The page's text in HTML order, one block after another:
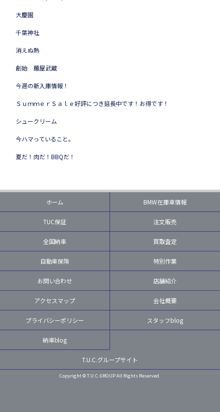
大慶園
千葉神社
消えぬ熱
創始 麺屋武蔵
今週の新入庫情報！
ＳｕｍｍｅｒＳａｌｅ好評につき延長中です！お得です！
シュークリーム
今ハマっていること。
夏だ！肉だ！BBQだ！
ホーム BMW在庫車情報
TUC保証 注文販売
全国納車 買取査定
自動車保険 特別作業
お問い合わせ 店舗紹介
アクセスマップ 会社概要
プライバシーポリシー スタッフblog
納車blog
T.U.C.グループサイト
Copyright © T.U.C.GROUP All Rights Reserved.